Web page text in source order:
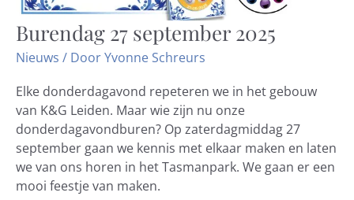
Burendag 27 september 2025
Nieuws / DoorYvonne Schreurs
Elke donderdagavond repeteren we in het gebouw
van K&G Leiden. Maar wie zijn nu onze
donderdagavondburen? Op zaterdagmiddag 27
september gaan we kennis met elkaar maken en laten
we van ons horen in het Tasmanpark. We gaan er een
mooi feestje van maken.
Burendag
27
september
2025